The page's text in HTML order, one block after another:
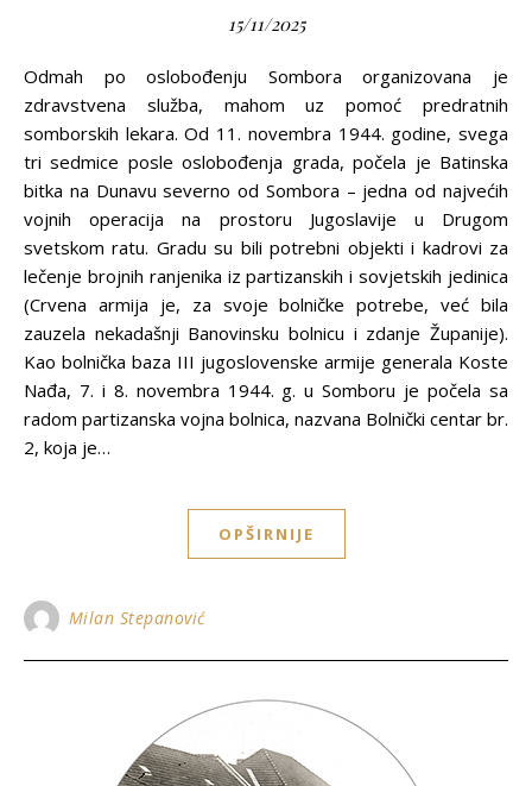
15/11/2025
Odmah po oslobođenju Sombora organizovana je
zdravstvena služba, mahom uz pomoć predratnih
somborskih lekara. Od 11. novembra 1944. godine, svega
tri sedmice posle oslobođenja grada, počela je Batinska
bitka na Dunavu severno od Sombora – jedna od najvećih
vojnih operacija na prostoru Jugoslavije u Drugom
svetskom ratu. Gradu su bili potrebni objekti i kadrovi za
lečenje brojnih ranjenika iz partizanskih i sovjetskih jedinica
(Crvena armija je, za svoje bolničke potrebe, već bila
zauzela nekadašnji Banovinsku bolnicu i zdanje Županije).
Kao bolnička baza III jugoslovenske armije generala Koste
Nađa, 7. i 8. novembra 1944. g. u Somboru je počela sa
radom partizanska vojna bolnica, nazvana Bolnički centar br.
2, koja je…
OPŠIRNIJE
Milan Stepanović